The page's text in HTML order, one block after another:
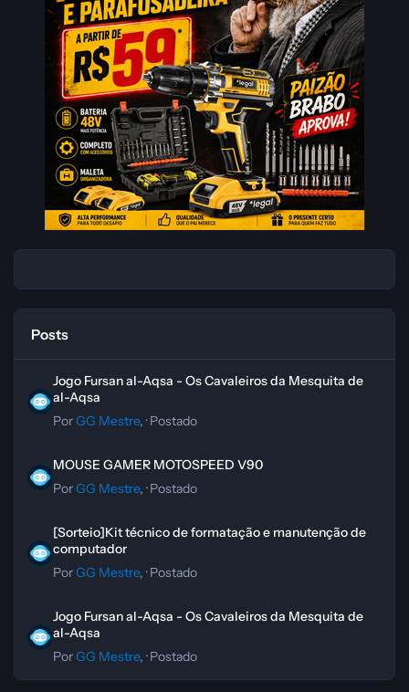
Posts
Jogo Fursan al-Aqsa - Os Cavaleiros da Mesquita de
al-Aqsa
PorGG Mestre, ·Postado
MOUSE GAMER MOTOSPEED V90
PorGG Mestre, ·Postado
[Sorteio]Kit técnico de formatação e manutenção de
computador
PorGG Mestre, ·Postado
Jogo Fursan al-Aqsa - Os Cavaleiros da Mesquita de
al-Aqsa
PorGG Mestre, ·Postado